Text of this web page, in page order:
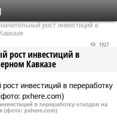
рост инвестиций в
рост инвестиций в
Кавказе
1927
в переработку отходов на
(фото: pxhere.com)